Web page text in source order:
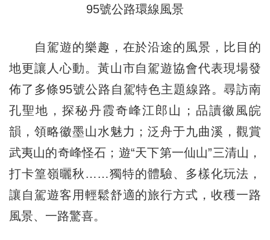
95號公路環線風景
自駕遊的樂趣，在於沿途的風景，比目的
地更讓人心動。黃山市自駕遊協會代表現場發
佈了多條95號公路自駕特色主題線路。尋訪南
孔聖地，探秘丹霞奇峰江郎山；品讀徽風皖
韻，領略徽墨山水魅力；泛舟于九曲溪，觀賞
武夷山的奇峰怪石；遊“天下第一仙山”三清山，
打卡篁嶺曬秋……獨特的體驗、多樣化玩法，
讓自駕遊客用輕鬆舒適的旅行方式，收穫一路
風景、一路驚喜。